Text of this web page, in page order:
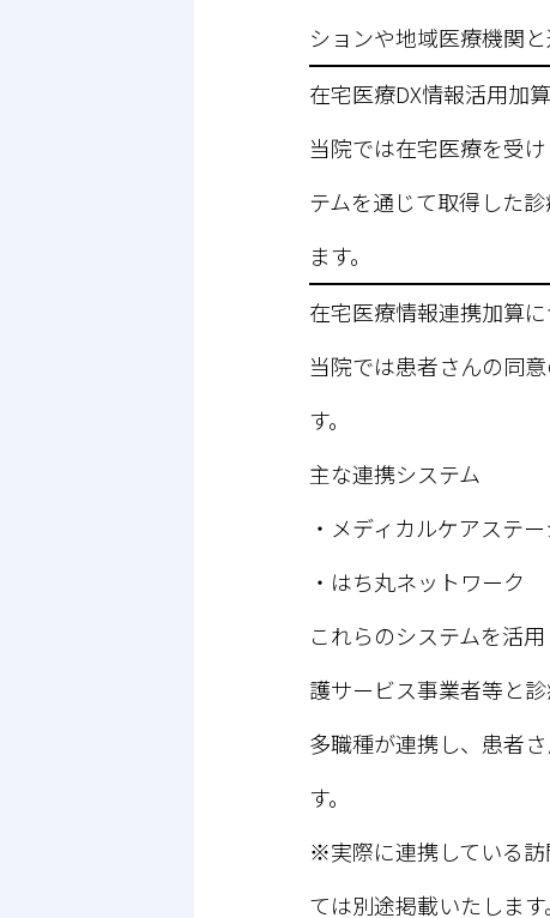
ションや地域医療機関
在宅医療DX情報活用加
当院では在宅医療を受
テムを通じて取得した
ます。
在宅医療情報連携加算
当院では患者さんの同
す。
主な連携システム
・メディカルケアステー
・はち丸ネットワーク
これらのシステムを活
護サービス事業者等と診
多職種が連携し、患者
す。
※実際に連携している
ては別途掲載いたします。